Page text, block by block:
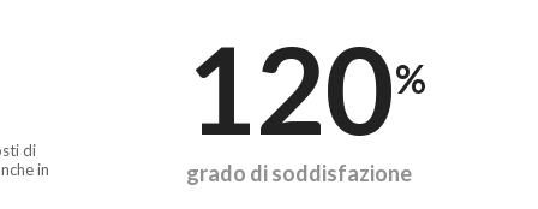
di
in
120%
grado di soddisfazione